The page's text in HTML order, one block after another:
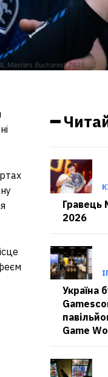
Masters Bucharest 2025
━
Гравець
2026
Україна
Game